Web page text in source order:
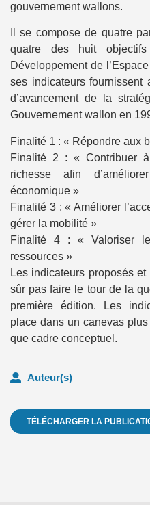
gouvernement wallons.
Il se compose de quatre
quatre des huit
Développement de
ses indicateurs fournissent
d’avancement de la
Gouvernement wallon en
Finalité 1 : « Répondre aux
Finalité 2 : « Contribuer
richesse afin
économique »
Finalité 3 : « Améliorer
gérer la mobilité »
Finalité 4 : « Valoriser
ressources »
Les indicateurs proposés
sûr pas faire le tour de la
première édition. Les
place dans un canevas
que cadre conceptuel.
Auteur(s)
TÉLÉCHARGER LA